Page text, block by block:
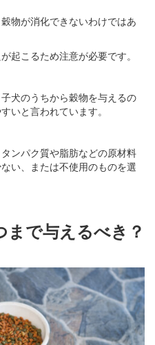
物が消化できないわけではあ
起こるため注意が必要です。
犬のうちから穀物を与えるの
いと言われています。
ンパク質や脂肪などの原材料
い、または不使用のものを選
で与えるべき？